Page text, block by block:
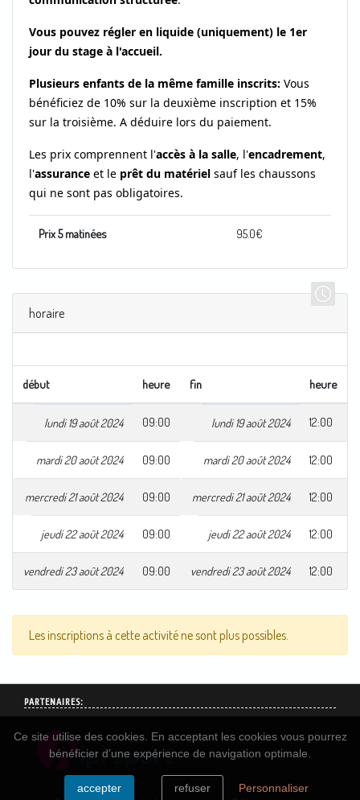
Ce site utilise des cookies. En acceptant les cookies vous pourrez
bénéficier d’une expérience de navigation optimale.
accepter refuser Personnaliser
Vous pouvez régler en liquide (uniquement) le 1er
jour du stage à l'accueil.
Plusieurs enfants de la même famille inscrits: Vous
bénéficiez de 10% sur la deuxième inscription et 15%
sur la troisième. A déduire lors du paiement.
Les prix comprennent l'accès à la salle, l'encadrement,
l'assurance et le prêt du matériel sauf les chaussons
qui ne sont pas obligatoires.
Prix 5 matinées 95.0€
horaire
début heure fin heure
lundi 19 août 2024 09:00 lundi 19 août 2024 12:00
mardi 20 août 2024 09:00 mardi 20 août 2024 12:00
mercredi 21 août 2024 09:00 mercredi 21 août 2024 12:00
jeudi 22 août 2024 09:00 jeudi 22 août 2024 12:00
vendredi 23 août 2024 09:00 vendredi 23 août 2024 12:00
Les inscriptions à cette activité ne sont plus possibles.
PARTENAIRES: